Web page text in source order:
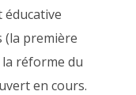
(la première
réforme du
en cours.